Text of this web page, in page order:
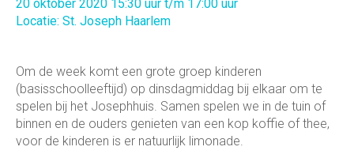
20 oktober 2020 15:30 uur t/m 17:00 uur
Locatie: St. Joseph Haarlem
Om de week komt een grote groep kinderen
(basisschoolleeftijd) op dinsdagmiddag bij elkaar om te
spelen bij het Josephhuis. Samen spelen we in de tuin of
binnen en de ouders genieten van een kop koffie of thee,
voor de kinderen is er natuurlijk limonade.